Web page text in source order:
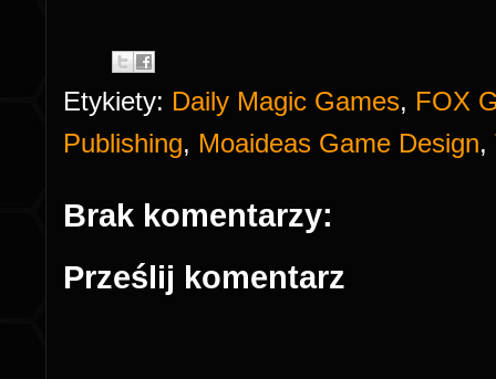
Etykiety: Daily Magic Games, FOX
Publishing, Moaideas Game Design,
Brak komentarzy:
Prześlij komentarz